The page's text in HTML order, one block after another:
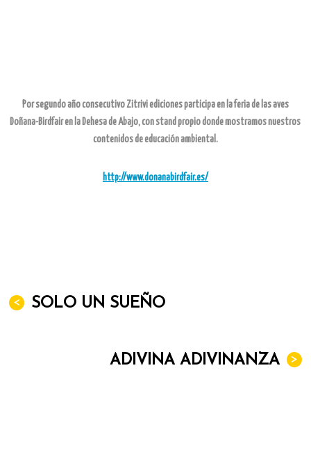
Por segundo año consecutivo Zitrivi ediciones participa en la feria de las aves
Doñana-Birdfair en la Dehesa de Abajo, con stand propio donde mostramos nuestros
contenidos de educación ambiental.
http://www.donanabirdfair.es/
< SOLO UN SUEÑO
>
ADIVINA ADIVINANZA